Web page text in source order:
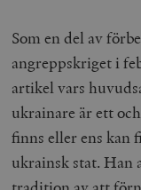
Som en del av
angreppskriget i
artikel vars
ukrainare är ett
finns eller ens kan
ukrainsk stat. Han